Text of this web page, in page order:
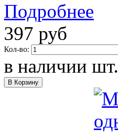
Подробнее
397 руб
Кол-во:
в наличии шт.